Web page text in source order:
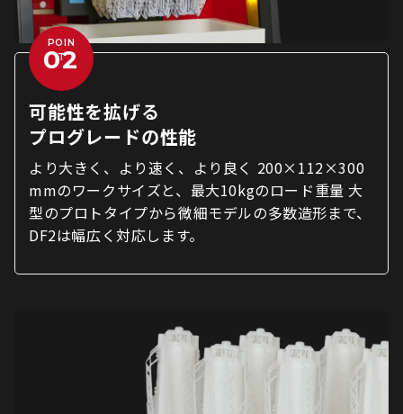
POIN
T
可能性を拡げる
プログレードの性能
より大きく、より速く、より良く 200×112×300
mmのワークサイズと、最大10kgのロード重量 大
型のプロトタイプから微細モデルの多数造形まで、
DF2は幅広く対応します。